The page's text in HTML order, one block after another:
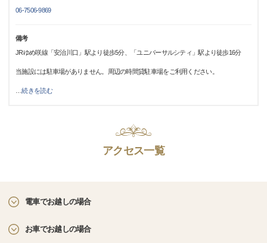
06-7506-9869
備考
JRゆめ咲線「安治川口」駅より徒歩5分、「ユニバーサルシティ」駅より徒歩16分
当施設には駐車場がありません。周辺の時間貸駐車場をご利用ください。
…続きを読む
アクセス一覧
電車でお越しの場合
お車でお越しの場合